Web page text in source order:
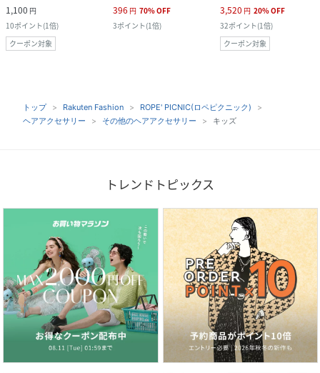
1,100 円
10ポイント(1倍)
クーポン対象
396 円 70%OFF
3ポイント(1倍)
3,520 円 20%OFF
32ポイント(1倍)
クーポン対象
トップ Rakuten Fashion
ROPE' PICNIC(ロペピクニック)
ヘアアクセサリー
その他のヘアアクセサリー キッズ
トレンドトピックス